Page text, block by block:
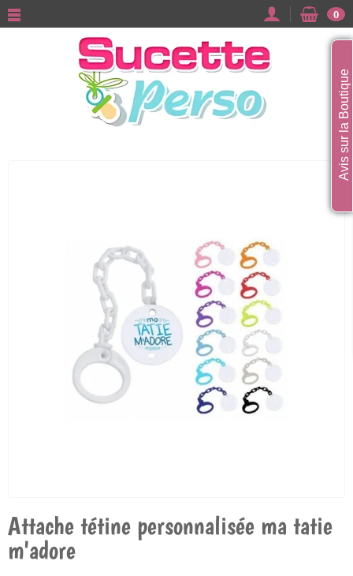
0
Attache tétine personnalisée ma tatie
m'adore
Avis sur la Boutique